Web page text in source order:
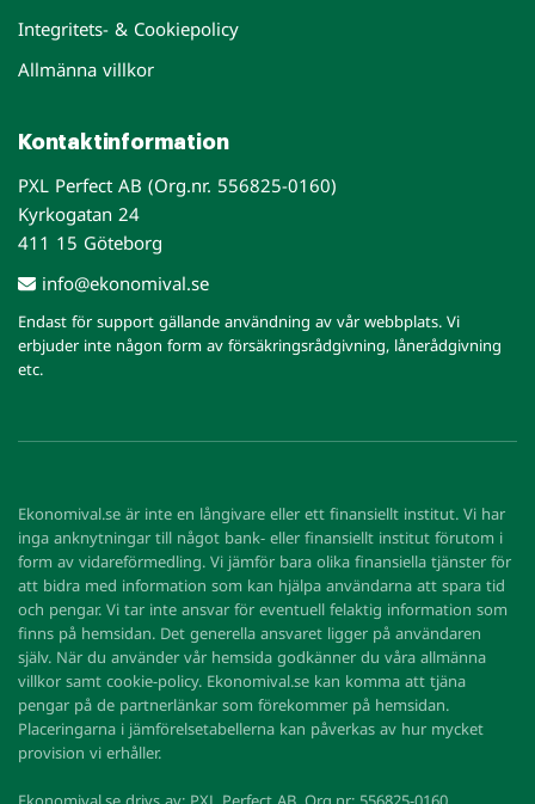
Integritets- & Cookiepolicy
Allmänna villkor
Kontaktinformation
PXL Perfect AB (Org.nr. 556825-0160)
Kyrkogatan 24
411 15 Göteborg
info@ekonomival.se
Endast för support gällande användning av vår webbplats. Vi
erbjuder inte någon form av försäkringsrådgivning, lånerådgivning
etc.
Ekonomival.se är inte en långivare eller ett finansiellt institut. Vi har
inga anknytningar till något bank- eller finansiellt institut förutom i
form av vidareförmedling. Vi jämför bara olika finansiella tjänster för
att bidra med information som kan hjälpa användarna att spara tid
och pengar. Vi tar inte ansvar för eventuell felaktig information som
finns på hemsidan. Det generella ansvaret ligger på användaren
själv. När du använder vår hemsida godkänner du våra allmänna
villkor samt cookie-policy. Ekonomival.se kan komma att tjäna
pengar på de partnerlänkar som förekommer på hemsidan.
Placeringarna i jämförelsetabellerna kan påverkas av hur mycket
provision vi erhåller.